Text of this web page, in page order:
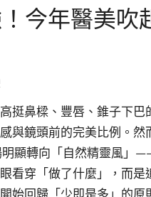
今年醫美
挺鼻樑、豐唇、錐子下
與鏡頭前的完美比例。
顯轉向「自然精靈風」
看穿「做了什麼」，而
始回歸「少即是多」的原